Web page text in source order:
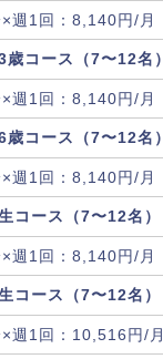
週1回：8,140円/月
歳コース（7〜12名）
週1回：8,140円/月
歳コース（7〜12名）
週1回：8,140円/月
コース（7〜12名）
週1回：8,140円/月
コース（7〜12名）
週1回：10,516円/月